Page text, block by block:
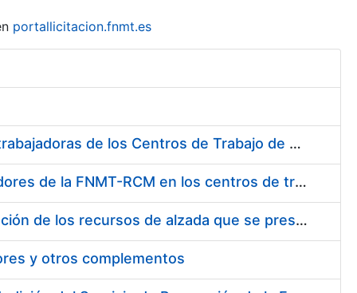
portallicitacion.fnmt.es
Suministro de Protectores Auditivos a medida para las personas trabajadoras de los Centros de Trabajo de Madrid y Burgos
Suministro de gafas graduadas antiproyecciones para los trabajadores de la FNMT-RCM en los centros de trabajo de Madrid y Burgos
Servicios de una empresa externa para el asesoramiento y resolución de los recursos de alzada que se presentan relacionados con procesos de selección para la FNMT-RCM
y otros complementos